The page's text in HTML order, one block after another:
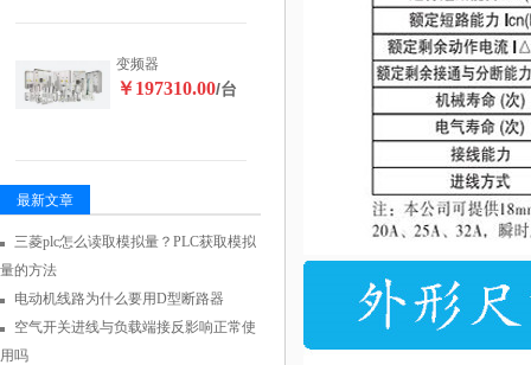
变频器
￥197310.00/台
最新文章
三菱plc怎么读取模拟量？PLC获取模拟
量的方法
电动机线路为什么要用D型断路器
空气开关进线与负载端接反影响正常使
用吗